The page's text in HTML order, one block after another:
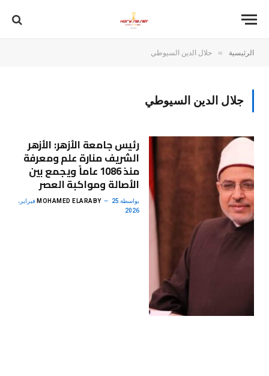
الرئيسية » جلال الدين السيوطي
جلال الدين السيوطي
رئيس جامعة الأزهر: الأزهر
الشريف منارة علم ومعرفة
منذ 1086 عاماً ويجمع بين
الأصالة ومواكبة العصر
بواسطة MOHAMED ELARABY 25 فبراير،
2026